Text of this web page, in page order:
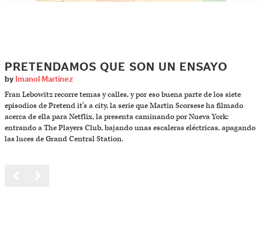
PRETENDAMOS QUE SON UN ENSAYO
by Imanol Martínez
Fran Lebowitz recorre temas y calles, y por eso buena parte de los siete
episodios de Pretend it’s a city, la serie que Martin Scorsese ha filmado
acerca de ella para Netflix, la presenta caminando por Nueva York:
entrando a The Players Club, bajando unas escaleras eléctricas, apagando
las luces de Grand Central Station.